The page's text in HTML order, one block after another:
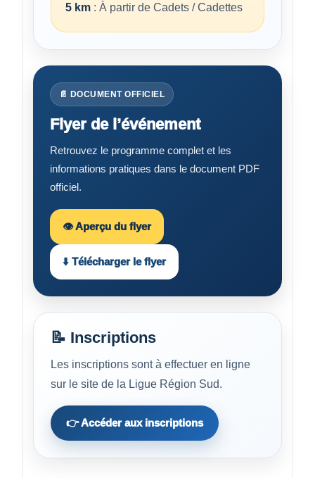
5 km : À partir de Cadets / Cadettes
📄 DOCUMENT OFFICIEL
Flyer de l’événement
Retrouvez le programme complet et les
informations pratiques dans le document PDF
officiel.
👁️ Aperçu du flyer
⬇️ Télécharger le flyer
📝 Inscriptions
Les inscriptions sont à effectuer en ligne
sur le site de la Ligue Région Sud.
👉 Accéder aux inscriptions